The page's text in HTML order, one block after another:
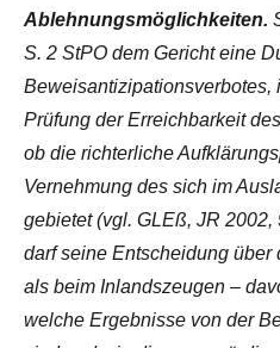
Ablehnungsmöglichkeiten.
S. 2 StPO dem Gericht eine
Beweisantizipationsverbotes,
Prüfung der Erreichbarkeit
ob die richterliche
Vernehmung des sich im
gebietet (vgl. GLEß, JR 2002,
darf seine Entscheidung
als beim Inlandszeugen –
welche Ergebnisse von der